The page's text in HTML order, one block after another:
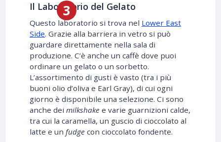
Il Laboratorio del Gelato
Questo laboratorio si trova nel Lower East
Side. Grazie alla barriera in vetro si può
guardare direttamente nella sala di
produzione. C’è anche un caffè dove puoi
ordinare un gelato o un sorbetto.
L’assortimento di gusti è vasto (tra i più
buoni olio d’oliva e Earl Gray), di cui ogni
giorno è disponibile una selezione. Ci sono
anche dei milkshake e varie guarnizioni calde,
tra cui la caramella, un guscio di cioccolato al
latte e un fudge con cioccolato fondente.